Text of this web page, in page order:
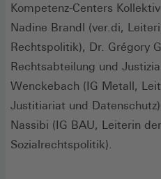
Kompetenz-Centers
Nadine Brandl (ver.di,
Rechtspolitik), Dr. Grégory
Rechtsabteilung und
Wenckebach (IG Metall,
Justitiariat und
Nassibi (IG BAU, Leiterin
Sozialrechtspolitik).